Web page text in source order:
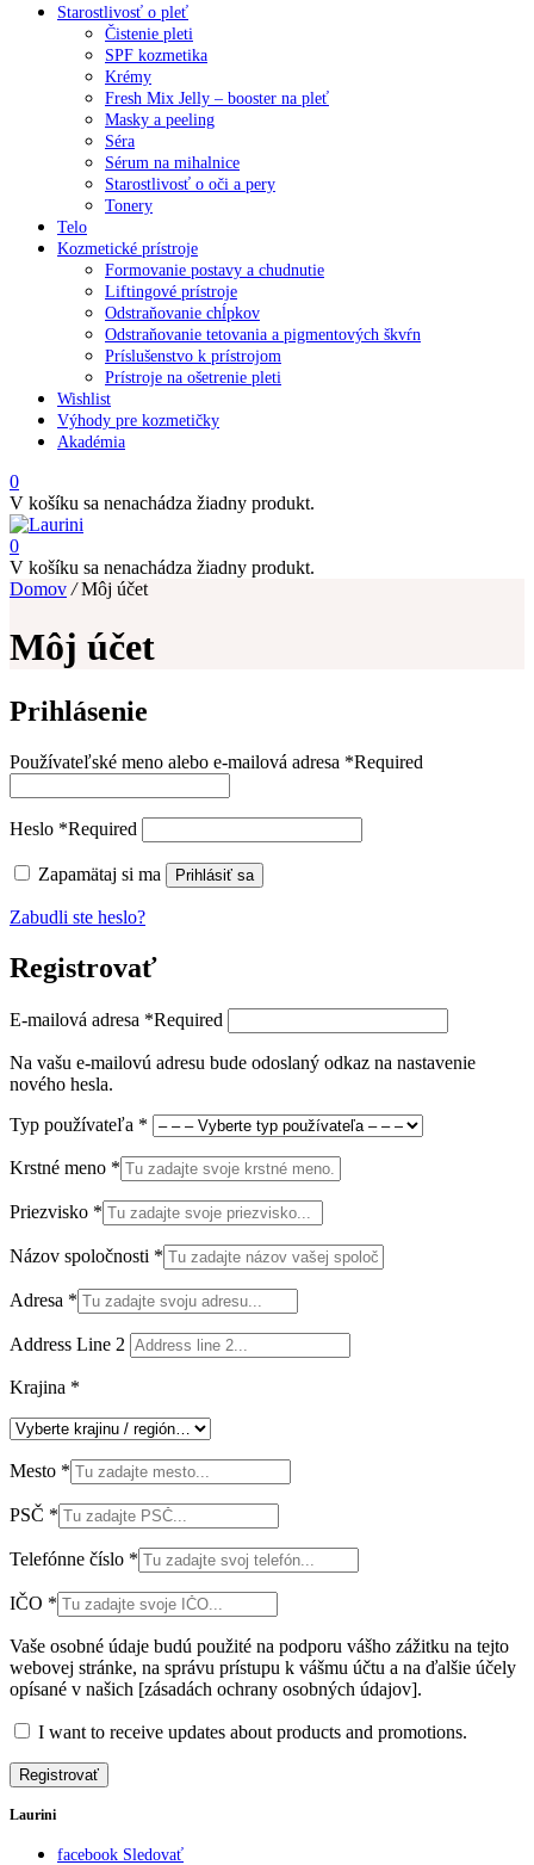
Starostlivosť o pleť
Čistenie pleti
SPF kozmetika
Krémy
Fresh Mix Jelly – booster na pleť
Masky a peeling
Séra
Sérum na mihalnice
Starostlivosť o oči a pery
Tonery
Telo
Kozmetické prístroje
Formovanie postavy a chudnutie
Liftingové prístroje
Odstraňovanie chĺpkov
Odstraňovanie tetovania a pigmentových škvŕn
Príslušenstvo k prístrojom
Prístroje na ošetrenie pleti
Wishlist
Výhody pre kozmetičky
Akadémia
0
V košíku sa nenachádza žiadny produkt.
0
V košíku sa nenachádza žiadny produkt.
Domov /Môj účet
Môj účet
Prihlásenie
Používateľské meno alebo e-mailová adresa *Required
Heslo *Required
Zapamätaj si ma Prihlásiť sa
Zabudli ste heslo?
Registrovať
E-mailová adresa *Required
Na vašu e-mailovú adresu bude odoslaný odkaz na nastavenie
nového hesla.
Typ používateľa *
Krstné meno *
Priezvisko *
Názov spoločnosti *
Adresa *
Address Line 2
Krajina *
Mesto *
PSČ *
Telefónne číslo *
IČO *
Vaše osobné údaje budú použité na podporu vášho zážitku na tejto
webovej stránke, na správu prístupu k vášmu účtu a na ďalšie účely
opísané v našich [zásadách ochrany osobných údajov].
I want to receive updates about products and promotions.
Registrovať
Laurini
facebook Sledovať